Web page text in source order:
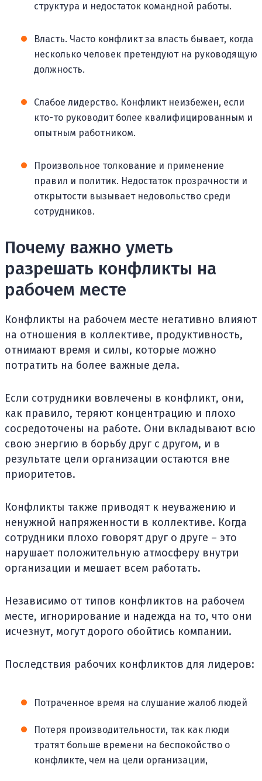
структура и недостаток командной работы.
Власть. Часто конфликт за власть бывает, когда
несколько человек претендуют на руководящую
должность.
Слабое лидерство. Конфликт неизбежен, если
кто-то руководит более квалифицированным и
опытным работником.
Произвольное толкование и применение
правил и политик. Недостаток прозрачности и
открытости вызывает недовольство среди
сотрудников.
Почему важно уметь
разрешать конфликты на
рабочем месте
Конфликты на рабочем месте негативно влияют
на отношения в коллективе, продуктивность,
отнимают время и силы, которые можно
потратить на более важные дела.
Если сотрудники вовлечены в конфликт, они,
как правило, теряют концентрацию и плохо
сосредоточены на работе. Они вкладывают всю
свою энергию в борьбу друг с другом, и в
результате цели организации остаются вне
приоритетов.
Конфликты также приводят к неуважению и
ненужной напряженности в коллективе. Когда
сотрудники плохо говорят друг о друге – это
нарушает положительную атмосферу внутри
организации и мешает всем работать.
Независимо от типов конфликтов на рабочем
месте, игнорирование и надежда на то, что они
исчезнут, могут дорого обойтись компании.
Последствия рабочих конфликтов для лидеров:
Потраченное время на слушание жалоб людей
Потеря производительности, так как люди
тратят больше времени на беспокойство о
конфликте, чем на цели организации,